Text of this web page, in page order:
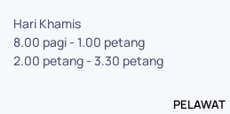
Hari Khamis
8.00 pagi - 1.00 petang
2.00 petang - 3.30 petang
PELAWAT